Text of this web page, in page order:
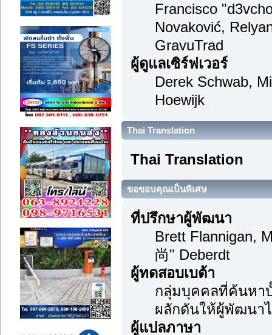
Francisco
Novaković,
GravuTrad
ผู้ดูแลเซิร์ฟเวอร์
Derek Schwab,
Hoewijk
Thai Translation
Thai Translation
ขอขอบคุณเป็นพิเศษ
ที่ปรึกษาผู้พัฒนา
Brett Flannigan,
尚" Deberdt
ผู้ทดสอบเบต้า
กลุ่มบุคคลที่ค้นหา
ผลักดันให้ผู้พัฒนา
ผู้แปลภาษา